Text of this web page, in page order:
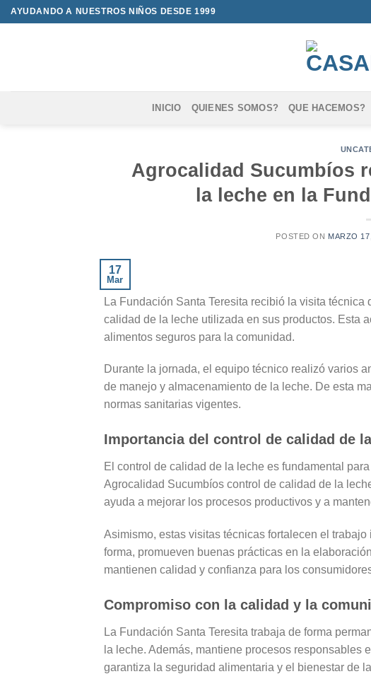
Saltar
al
AYUDANDO A NUESTROS NIÑOS DESDE 1999
INICIO QUIENES SOMOS? QUE HACEMOS?
Agrocalidad Sucumbíos
la leche en la
POSTED ON MARZO
17
Mar
La Fundación Santa Teresita recibió la visita técnica
calidad de la leche utilizada en sus productos. Esta
alimentos seguros para la comunidad.
Durante la jornada, el equipo técnico realizó varios
de manejo y almacenamiento de la leche. De esta
normas sanitarias vigentes.
Importancia del control de calidad de
El control de calidad de la leche es fundamental
Agrocalidad Sucumbíos control de calidad de la
ayuda a mejorar los procesos productivos y a
Asimismo, estas visitas técnicas fortalecen el
forma, promueven buenas prácticas en la
mantienen calidad y confianza para los
Compromiso con la calidad y la
La Fundación Santa Teresita trabaja de forma
la leche. Además, mantiene procesos responsables
garantiza la seguridad alimentaria y el bienestar de